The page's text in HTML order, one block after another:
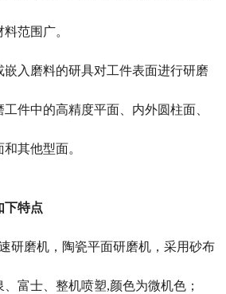
范围广。
嵌入磨料的研具对工件表面进行研磨
件中的高精度平面、内外圆柱面、
其他型面。
下特点
研磨机， 陶瓷平面研磨机 ，采用砂布
富士、整机喷塑,颜色为微机色；